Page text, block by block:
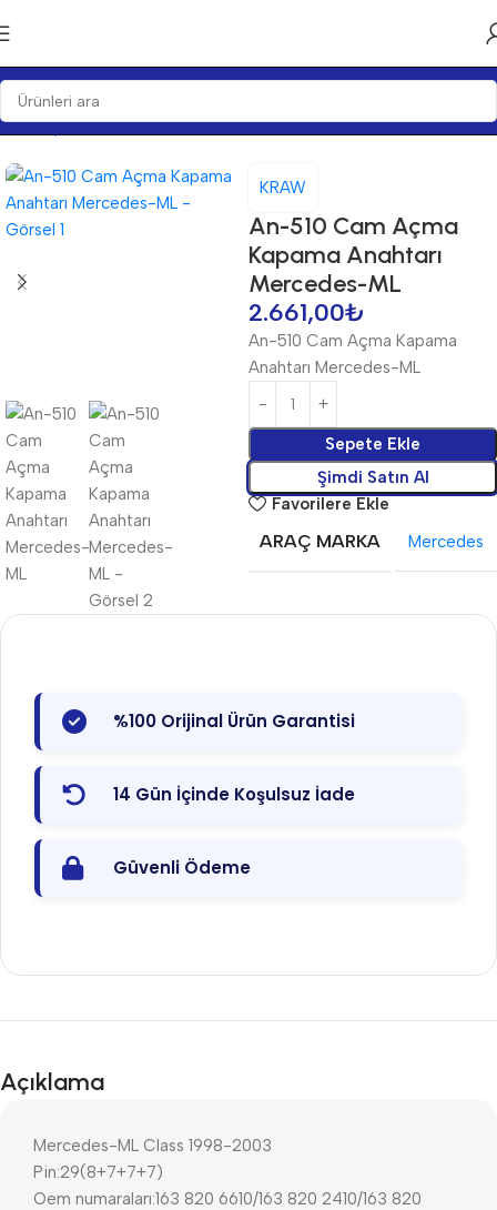
Ana Sayfa Anahtarlar Anahtarlar
KRAW
An-510 Cam Açma
Kapama Anahtarı
Mercedes-ML
2.661,00₺
An-510 Cam Açma Kapama
Anahtarı Mercedes-ML
Sepete Ekle
Şimdi Satın Al
Favorilere Ekle
ARAÇ MARKA Mercedes
%100 Orijinal Ürün Garantisi
14 Gün İçinde Koşulsuz İade
Güvenli Ödeme
Açıklama
Mercedes-ML Class 1998-2003
Pin:29(8+7+7+7)
Oem numaraları:163 820 6610/163 820 2410/163 820